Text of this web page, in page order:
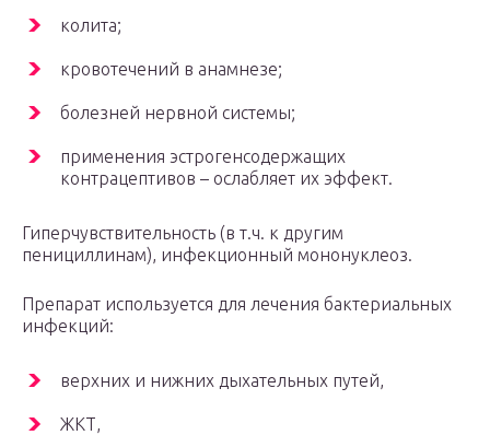
колита;
кровотечений в анамнезе;
болезней нервной системы;
применения эстрогенсодержащих
контрацептивов – ослабляет их эффект.
Гиперчувствительность (в т.ч. к другим
пенициллинам), инфекционный мононуклеоз.
Препарат используется для лечения бактериальных
инфекций:
верхних и нижних дыхательных путей,
ЖКТ,